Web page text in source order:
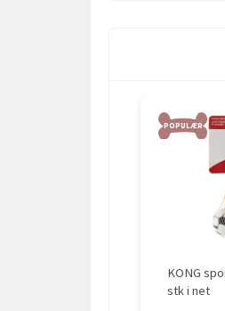
POPULÆR
KONG
stk i net